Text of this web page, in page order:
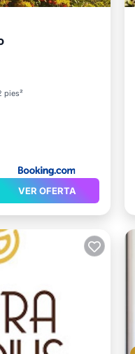
pies²
VER OFERTA